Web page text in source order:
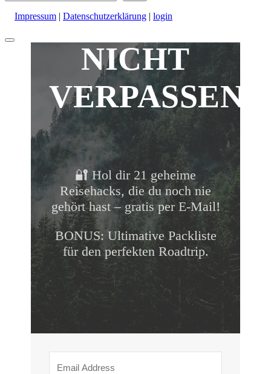
Impressum | Datenschutzerklärung | login
Nach
NICHT
VERPASSEN!
🔐 Hol dir 21 geheime
Reisehacks, die du noch nie
gehört hast – gratis per E-Mail!
BONUS: Ultimative Packliste
für den perfekten Roadtrip.